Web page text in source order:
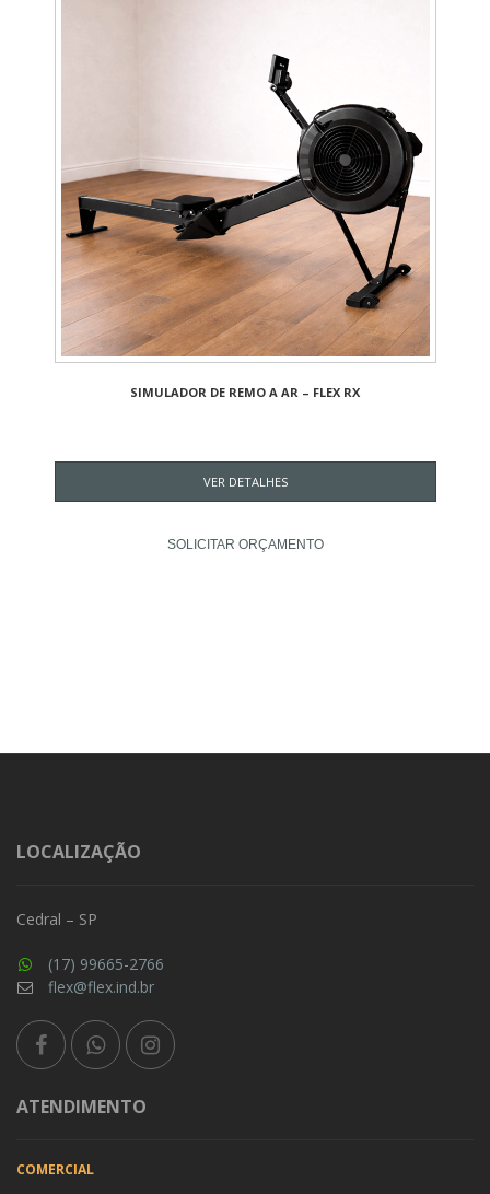
SIMULADOR DE REMO A AR – FLEX RX
VER DETALHES
SOLICITAR ORÇAMENTO
LOCALIZAÇÃO
Cedral – SP
(17) 99665-2766
flex@flex.ind.br
ATENDIMENTO
COMERCIAL